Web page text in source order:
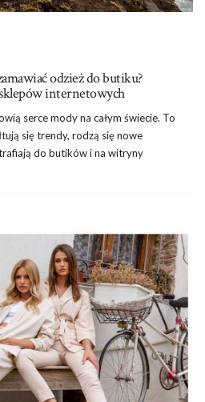
odzież do butiku?
internetowych
serce mody na całym świecie. To
się trendy, rodzą się nowe
do butików i na witryny
nasz artykuł. Z nami odkryjesz,
aby twójbutik zawsze
odzieżowe są
zaopatrzenia w towar?
kluczową rolę w łańcuchu dostaw
zaopatrzenia dla wielu